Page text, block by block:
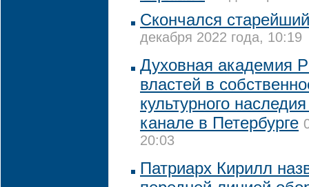
Скончался
декабря 2022 года, 10:19
Духовная академия
властей в
культурного
канале в Петербурге
20:03
Патриарх Кирилл